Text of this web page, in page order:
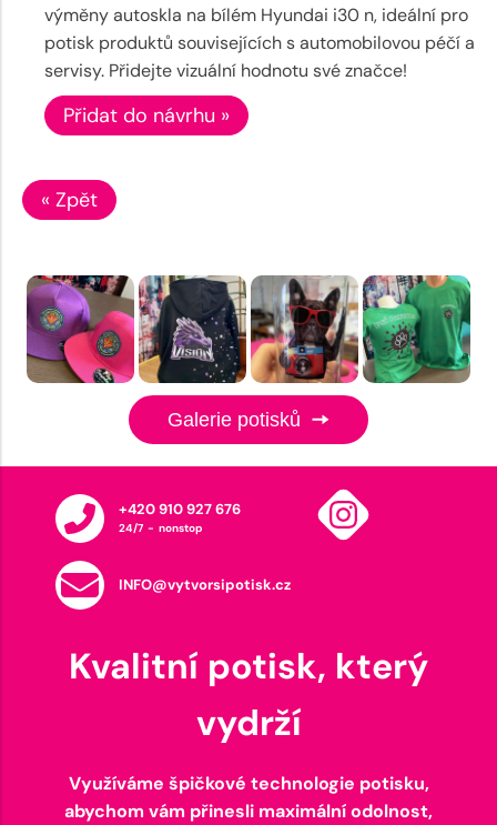
výměny autoskla na bílém Hyundai i30 n, ideální pro
potisk produktů souvisejících s automobilovou péčí a
servisy. Přidejte vizuální hodnotu své značce!
Přidat do návrhu »
« Zpět
Galerie potisků
+420 910 927 676
24/7 - nonstop
INFO@vytvorsipotisk.cz
Kvalitní potisk, který
vydrží
Využíváme špičkové technologie potisku,
abychom vám přinesli maximální odolnost,